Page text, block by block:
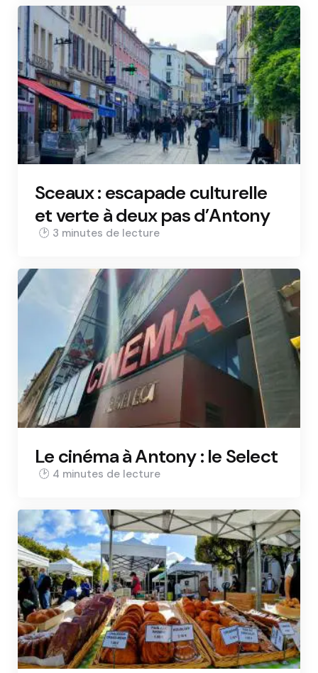
Sceaux : escapade culturelle
et verte à deux pas d’Antony
3 min
Le cinéma à Antony : le Select
4 min